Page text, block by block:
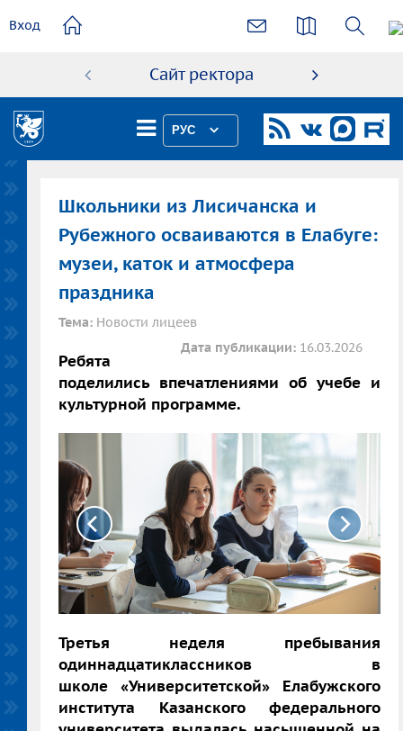
содержанию
Вход
Сайт ректора
РУС
Школьники из Лисичанска и
Рубежного осваиваются в Елабуге:
музеи, каток и атмосфера
праздника
Тема: Новости лицеев
Дата публикации: 16.03.2026
Ребята
поделились впечатлениями об учебе и
культурной программе.
Третья неделя пребывания
одиннадцатиклассников в
школе «Университетской» Елабужского
института Казанского федерального